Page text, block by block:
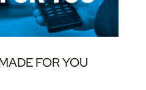
FOR YOU